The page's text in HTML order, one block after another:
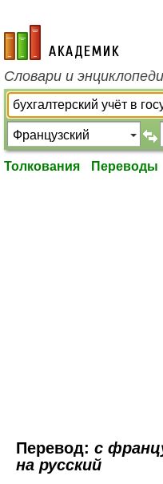
academic.ru
Словари и
Толкования Переводы
Перевод: с
на русский